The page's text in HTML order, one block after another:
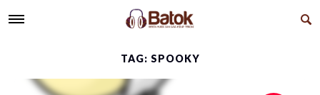
TAG: SPOOKY